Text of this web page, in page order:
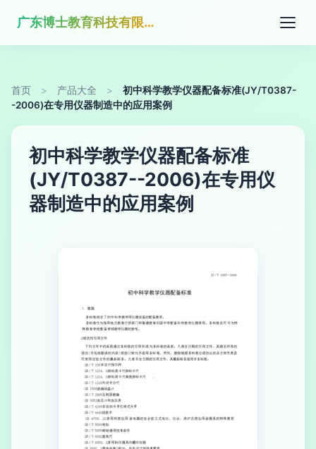
广东博士教育科技有限公司
首页 > 产品大全 >
初中科学教学仪器配备标准(JY/T0387-
-2006)在专用仪器制造中的应用案例
初中科学教学仪器配备标准
(JY/T0387--2006)在专用仪
器制造中的应用案例